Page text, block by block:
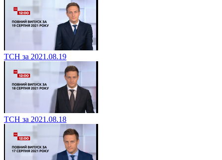
ТСН за 2021.08.19
ТСН за 2021.08.18